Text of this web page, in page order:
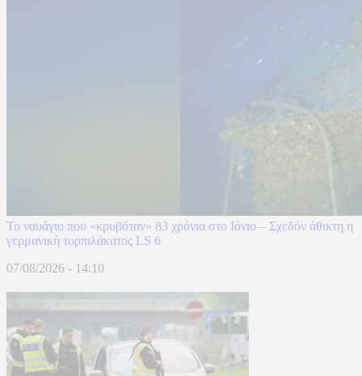
Το ναυάγιο που «κρυβόταν» 83 χρόνια στο Ιόνιο – Σχεδόν άθικτη η
γερμανική τορπιλάκατος LS 6
07/08/2026 - 14:10